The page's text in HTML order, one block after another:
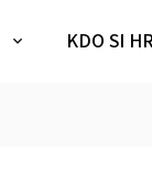
KDO SI